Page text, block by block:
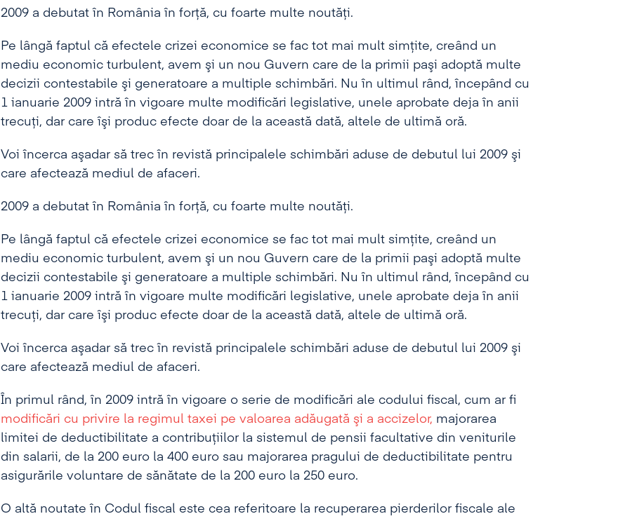
2009 a debutat în România în forţă, cu foarte multe noutăţi.
Pe lângă faptul că efectele crizei economice se fac tot mai mult simţite, creând un
mediu economic turbulent, avem şi un nou Guvern care de la primii paşi adoptă multe
decizii contestabile şi generatoare a multiple schimbări. Nu în ultimul rând, începând cu
1 ianuarie 2009 intră în vigoare multe modificări legislative, unele aprobate deja în anii
trecuţi, dar care îşi produc efecte doar de la această dată, altele de ultimă oră.
Voi încerca aşadar să trec în revistă principalele schimbări aduse de debutul lui 2009 şi
care afectează mediul de afaceri.
2009 a debutat în România în forţă, cu foarte multe noutăţi.
Pe lângă faptul că efectele crizei economice se fac tot mai mult simţite, creând un
mediu economic turbulent, avem şi un nou Guvern care de la primii paşi adoptă multe
decizii contestabile şi generatoare a multiple schimbări. Nu în ultimul rând, începând cu
1 ianuarie 2009 intră în vigoare multe modificări legislative, unele aprobate deja în anii
trecuţi, dar care îşi produc efecte doar de la această dată, altele de ultimă oră.
Voi încerca aşadar să trec în revistă principalele schimbări aduse de debutul lui 2009 şi
care afectează mediul de afaceri.
În primul rând, în 2009 intră în vigoare o serie de modificări ale codului fiscal, cum ar fi
modificări cu privire la regimul taxei pe valoarea adăugată şi a accizelor, majorarea
limitei de deductibilitate a contribuţiilor la sistemul de pensii facultative din veniturile
din salarii, de la 200 euro la 400 euro sau majorarea pragului de deductibilitate pentru
asigurările voluntare de sănătate de la 200 euro la 250 euro.
O altă noutate în Codul fiscal este cea referitoare la recuperarea pierderilor fiscale ale